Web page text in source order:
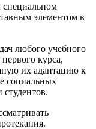
специальном
элементом в
любого учебного
первого курса,
их адаптацию к
социальных